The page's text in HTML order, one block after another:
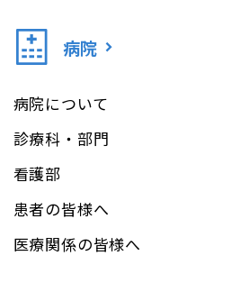
病院
病院について
診療科・部門
看護部
患者の皆様へ
医療関係の皆様へ